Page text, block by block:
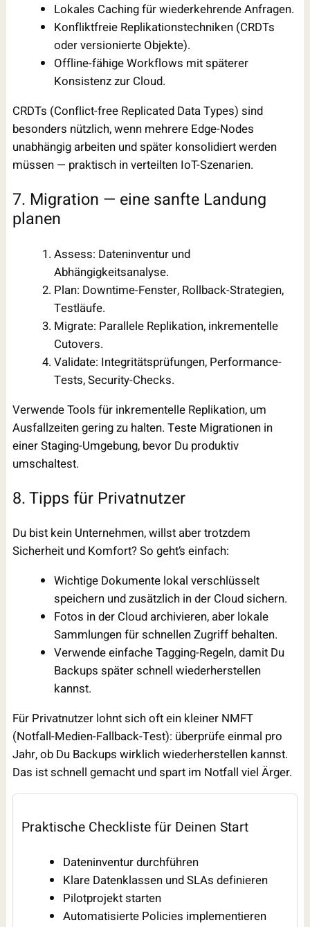
Lokales Caching für wiederkehrende Anfragen.
Konfliktfreie Replikationstechniken (CRDTs
oder versionierte Objekte).
Offline-fähige Workflows mit späterer
Konsistenz zur Cloud.
CRDTs (Conflict-free Replicated Data Types) sind
besonders nützlich, wenn mehrere Edge-Nodes
unabhängig arbeiten und später konsolidiert werden
müssen — praktisch in verteilten IoT-Szenarien.
7. Migration — eine sanfte Landung
planen
Assess: Dateninventur und
Abhängigkeitsanalyse.
Plan: Downtime-Fenster, Rollback-Strategien,
Testläufe.
Migrate: Parallele Replikation, inkrementelle
Cutovers.
Validate: Integritätsprüfungen, Performance-
Tests, Security-Checks.
Verwende Tools für inkrementelle Replikation, um
Ausfallzeiten gering zu halten. Teste Migrationen in
einer Staging-Umgebung, bevor Du produktiv
umschaltest.
8. Tipps für Privatnutzer
Du bist kein Unternehmen, willst aber trotzdem
Sicherheit und Komfort? So geht’s einfach:
Wichtige Dokumente lokal verschlüsselt
speichern und zusätzlich in der Cloud sichern.
Fotos in der Cloud archivieren, aber lokale
Sammlungen für schnellen Zugriff behalten.
Verwende einfache Tagging-Regeln, damit Du
Backups später schnell wiederherstellen
kannst.
Für Privatnutzer lohnt sich oft ein kleiner NMFT
(Notfall-Medien-Fallback-Test): überprüfe einmal pro
Jahr, ob Du Backups wirklich wiederherstellen kannst.
Das ist schnell gemacht und spart im Notfall viel Ärger.
Praktische Checkliste für Deinen Start
Dateninventur durchführen
Klare Datenklassen und SLAs definieren
Pilotprojekt starten
Automatisierte Policies implementieren